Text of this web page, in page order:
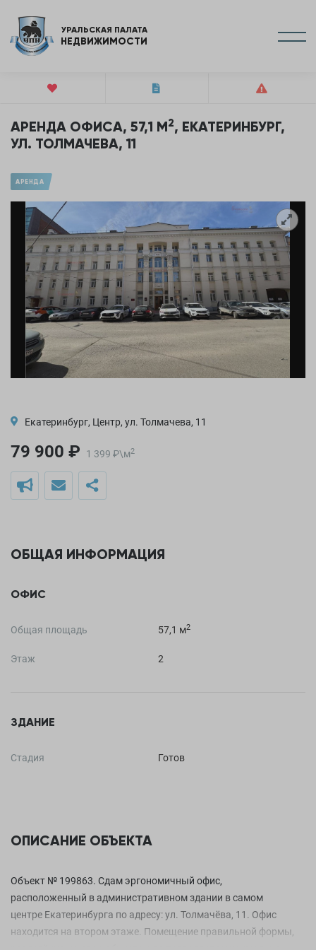
УРАЛЬСКАЯ ПАЛАТА
НЕДВИЖИМОСТИ
АРЕНДА ОФИСА, 57,1 М2, ЕКАТЕРИНБУРГ,
УЛ. ТОЛМАЧЕВА, 11
АРЕНДА
Екатеринбург, Центр, ул. Толмачева, 11
79 900 ₽ 1 399 ₽\м2
ОБЩАЯ ИНФОРМАЦИЯ
ОФИС
Общая площадь 57,1 м2
Этаж 2
ЗДАНИЕ
Стадия Готов
ОПИСАНИЕ ОБЪЕКТА
Объект № 199863. Сдам эргономичный офис,
расположенный в административном здании в самом
центре Екатеринбурга по адресу: ул. Толмачёва, 11. Офис
находится на втором этаже. Помещение правильной формы,